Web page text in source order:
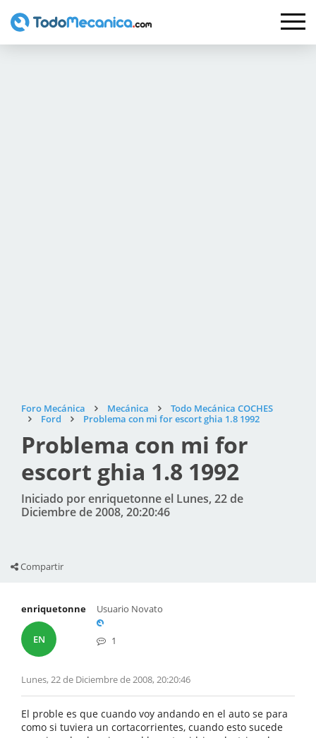
Foro Mecánica Mecánica
Todo Mecánica COCHES
Ford
Problema con mi for escort ghia 1.8 1992
Problema con mi for
escort ghia 1.8 1992
Iniciado por enriquetonne el Lunes, 22 de
Diciembre de 2008, 20:20:46
Compartir
enriquetonne
EN
Usuario Novato
1
Lunes, 22 de Diciembre de 2008, 20:20:46
El proble es que cuando voy andando en el auto se para
como si tuviera un cortacorrientes, cuando esto sucede